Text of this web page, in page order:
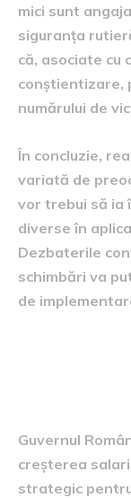
mici sunt
siguranța
că, asociate cu
conștientizare,
numărului de
În concluzie,
variată de
vor trebui să ia
diverse în
Dezbaterile
schimbări va
de
Guvernul
creșterea
strategic